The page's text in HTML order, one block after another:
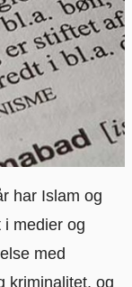
har Islam og
i medier og
med
kriminalitet, og